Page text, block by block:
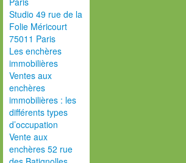
Studio 49 rue de la
Folie Méricourt
75011 Paris
Les enchères
immobilières
Ventes aux
enchères
immobilières : les
différents types
d’occupation
Vente aux
enchères 52 rue